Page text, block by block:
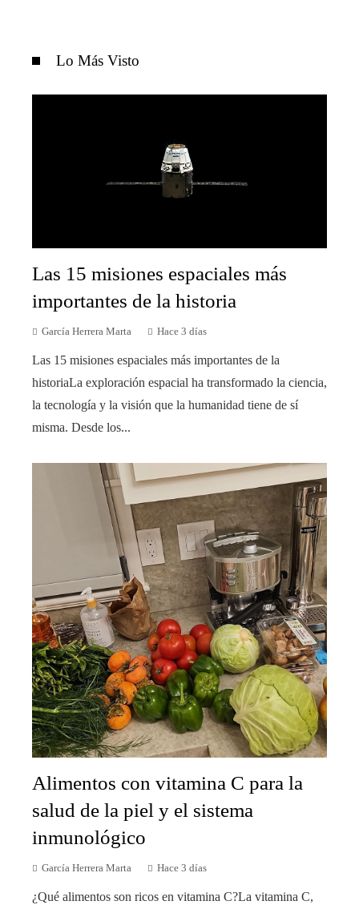
Lo Más Visto
Las 15 misiones espaciales más
importantes de la historia
García Herrera Marta Hace 3 días
Las 15 misiones espaciales más importantes de la
historiaLa exploración espacial ha transformado la ciencia,
la tecnología y la visión que la humanidad tiene de sí
misma. Desde los...
Alimentos con vitamina C para la
salud de la piel y el sistema
inmunológico
García Herrera Marta Hace 3 días
¿Qué alimentos son ricos en vitamina C?La vitamina C,